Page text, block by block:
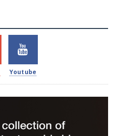
620
SHARES
Youtube